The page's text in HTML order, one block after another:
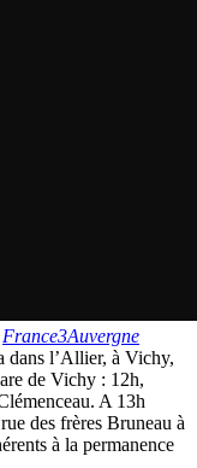
France3Auvergne
dans l’Allier, à Vichy,
de Vichy : 12h,
A 13h
des frères Bruneau à
à la permanence